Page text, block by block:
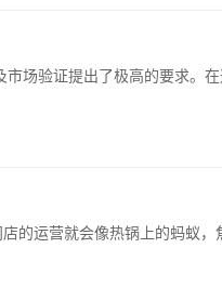
场验证提出了极高的要求。
的运营就会像热锅上的蚂蚁